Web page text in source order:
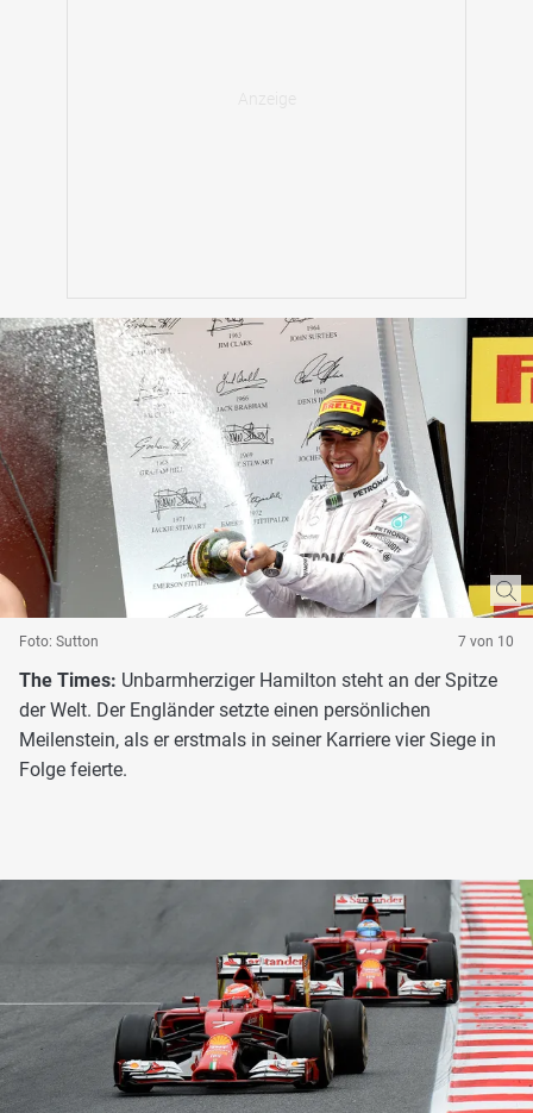
Foto: Sutton 7 von 10
The Times: Unbarmherziger Hamilton steht an der Spitze
der Welt. Der Engländer setzte einen persönlichen
Meilenstein, als er erstmals in seiner Karriere vier Siege in
Folge feierte.